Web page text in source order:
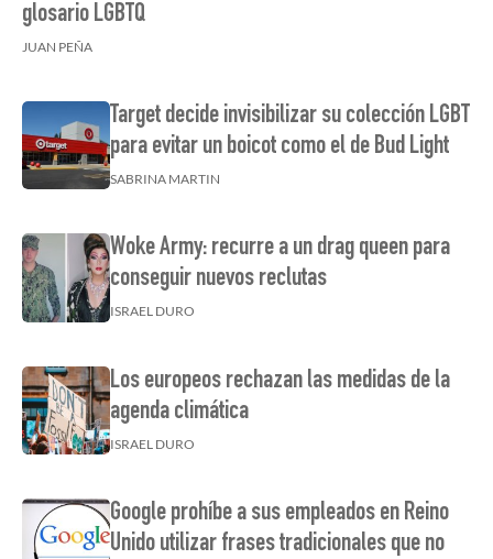
glosario LGBTQ
JUAN PEÑA
Target decide invisibilizar su colección LGBT
para evitar un boicot como el de Bud Light
SABRINA MARTIN
Woke Army: recurre a un drag queen para
conseguir nuevos reclutas
ISRAEL DURO
Los europeos rechazan las medidas de la
agenda climática
ISRAEL DURO
Google prohíbe a sus empleados en Reino
Unido utilizar frases tradicionales que no